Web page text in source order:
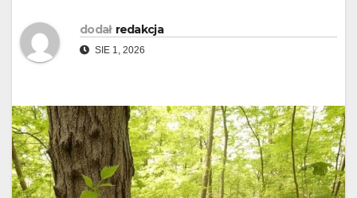
dodał redakcja
SIE 1, 2026